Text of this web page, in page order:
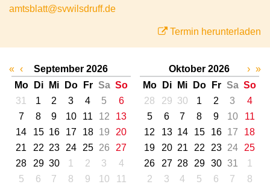
amtsblatt@svwilsdruff.de
Termin herunterladen
« ‹
September 2026
Mo
Di Mi Do Fr Sa So
31
1 2 3 4 5
6
7
8 9 10 11 12
13
14
15 16 17 18 19
20
21
22 23 24 25 26
27
28
29 30 1 2 3
4
5
6 7 8 9 10 11
Oktober 2026
Mo
Di Mi Do Fr Sa So
28
29 30 1 2 3
4
5
6 7 8 9 10
11
12
13 14 15 16 17
18
19
20 21 22 23 24
25
26
27 28 29 30 31
1
2
3 4 5 6 7 8
› »